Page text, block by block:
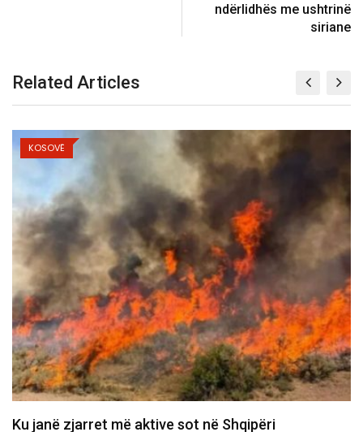
ndërlidhës me ushtrinë
siriane
Related Articles
KOSOVË
Vuçiq kërcënon me ndryshimin e rrjedhës së Ibërit,